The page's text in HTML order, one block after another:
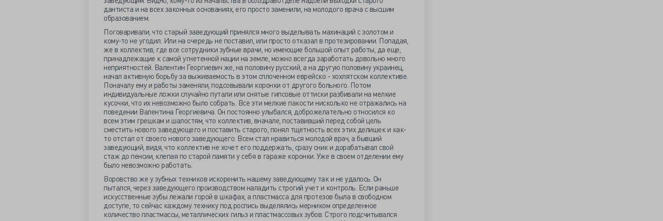
дантиста и на всех законных основаниях, его просто заменили, на молодого врача с высшим
образованием.
Поговаривали, что старый заведующий принялся много выделывать махинаций с золотом и
кому-то не угодил. Или на очередь не поставил, или просто отказал в протезировании. Попадая,
же в коллектив, где все сотрудники зубные врачи, но имеющие большой опыт работы, да еще,
принадлежащие к самой угнетенной нации на земле, можно всегда заработать довольно много
неприятностей. Валентин Георгиевич же, на половину русский, а на другую половину украинец,
начал активную борьбу за выживаемость в этом сплоченном еврейско - хохлятском коллективе.
Поначалу ему и работы заменяли, подсовывали коронки от другого больного. Потом
индивидуальные ложки случайно путали или снятые гипсовые оттиски разбивали на мелкие
кусочки, что их невозможно было собрать. Все эти мелкие пакости нисколько не отражались на
поведении Валентина Георгиевича. Он постоянно улыбался, доброжелательно относился ко
всем этим грешкам и шалостям, что коллектив, вначале, поставивший перед собой цель
сместить нового заведующего и поставить старого, понял тщетность всех этих делишек и как-
то отстал от своего нового заведующего. Всем стал нравиться молодой врач, а бывший
заведующий, видя, что коллектив не хочет его поддержать, сразу сник и дорабатывал свой
стаж до пенсии, клепая по старой памяти у себя в гараже коронки. Уже в своем отделении ему
было невозможно работать.
Воровство же у зубных техников искоренить нашему заведующему так и не удалось. Он
пытался, через заведующего производством наладить строгий учет и контроль. Если раньше
искусственные зубы лежали горой в шкафах, а пластмасса для протезов была в свободном
доступе, то сейчас каждому технику под роспись выделялись мерником определенное
количество пластмассы, металлических гильз и пластмассовых зубов. Строго подсчитывался